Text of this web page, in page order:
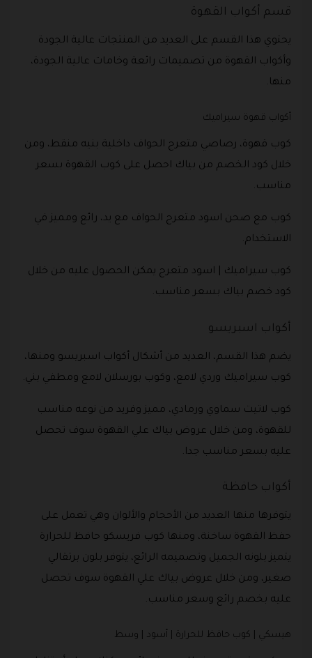
قسم أكواب القهوة
يحتوي هذا القسم على العديد من المنتجات عالية الجودة
وأكواب القهوة من تصميمات رائعة وخامات عالية الجودة،
منها.
أكواب قهوة سيراميك
كوب قهوة، رصاصي متعرج الحواف داخلية بنيه منقط، ومن
خلال كود الخصم من بياك احصل على كوب القهوة بسعر
مناسب.
كوب مع صحن اسود متعرج الحواف مع يد، رائع ومميز في
الاستخدام.
كوب سيراميك | اسود متعرج يمكن الحصول عليه من خلال
كود خصم بياك بسعر مناسب.
أكواب اسبريسو
يضم هذا القسم، العديد من أشكال أكواب اسبريسو ومنها،
كوب سيراميك وردي لامع، وكوب بورسلان لامع ومطفي بني.
كوب لاتيت سماوي ورمادي، مميز وفريد من نوعه مناسب
للقهوة، ومن خلال عروض بياك علي القهوة سوف تحصل
عليه بسعر مناسب جدا.
أكواب حافظة
يتوفرها منها العديد من الأحجام والألوان وهي تعمل على
حفظ القهوة ساخنة، ومنها كوب فريسكو حافظ للحرارة
يتميز بلونه الجميل وتصميمه الرائع، يتوفر بلون برتقالي
صغير، ومن خلال عروض بياك علي القهوة سوف تحصل
عليه بخصم رائع وسعر مناسب.
هيسكي | كوب حافظ للحرارة | أسود | وسط